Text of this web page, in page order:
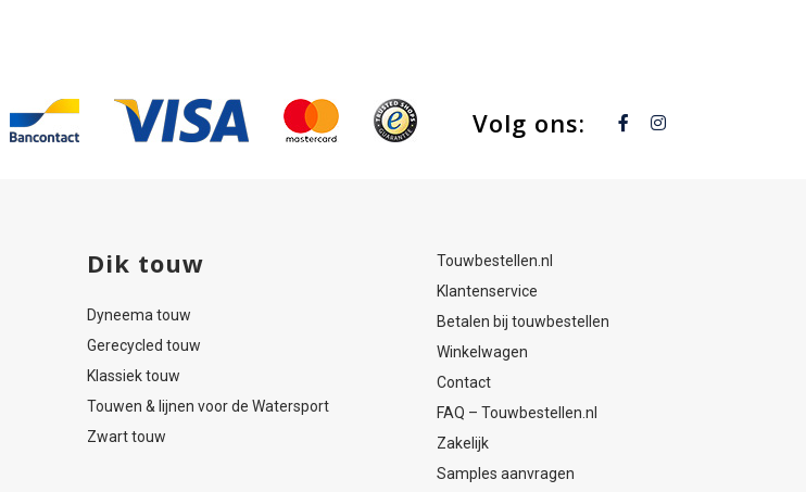
leguaan
Volg ons:
Dik touw
Dyneema touw
Gerecycled touw
Klassiek touw
Touwen & lijnen voor de Watersport
Zwart touw
Touwbestellen.nl
Klantenservice
Betalen bij touwbestellen
Winkelwagen
Contact
FAQ – Touwbestellen.nl
Zakelijk
Samples aanvragen